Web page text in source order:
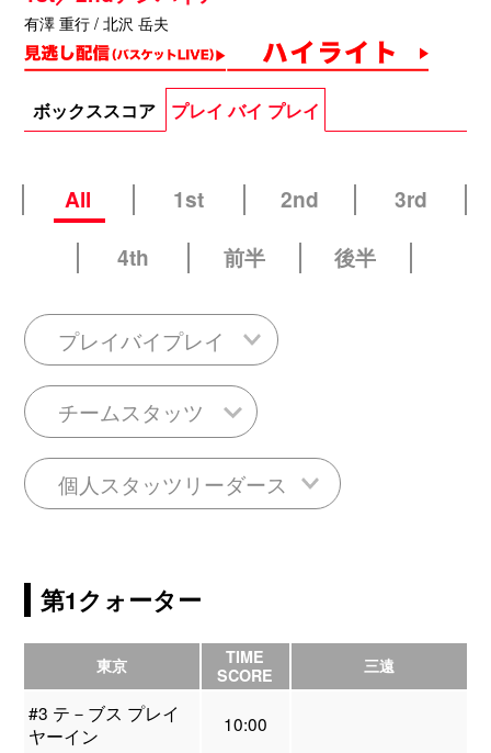
有澤 重行 / 北沢 岳夫
ボックススコア プレイ バイ プレイ
All 1st 2nd
3rd
4th
前半 後半
プレイバイプレイ
チームスタッツ
個人スタッツリーダース
第1クォーター
東京
TIME
SCORE
三遠
#3 テ－ブス プレイ
ヤーイン
10:00